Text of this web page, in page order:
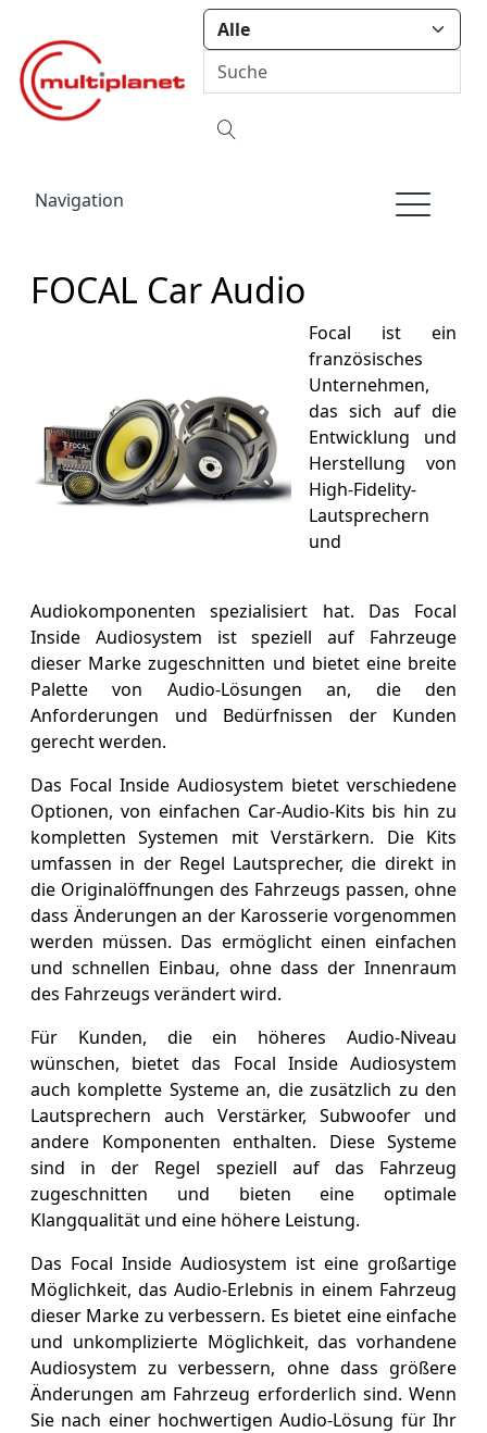
Navigation
FOCAL Car Audio
Focal ist ein
französisches
Unternehmen,
das sich auf die
Entwicklung und
Herstellung von
High-Fidelity-
Lautsprechern
und
Audiokomponenten spezialisiert hat. Das Focal
Inside Audiosystem ist speziell auf Fahrzeuge
dieser Marke zugeschnitten und bietet eine breite
Palette von Audio-Lösungen an, die den
Anforderungen und Bedürfnissen der Kunden
gerecht werden.
Das Focal Inside Audiosystem bietet verschiedene
Optionen, von einfachen Car-Audio-Kits bis hin zu
kompletten Systemen mit Verstärkern. Die Kits
umfassen in der Regel Lautsprecher, die direkt in
die Originalöffnungen des Fahrzeugs passen, ohne
dass Änderungen an der Karosserie vorgenommen
werden müssen. Das ermöglicht einen einfachen
und schnellen Einbau, ohne dass der Innenraum
des Fahrzeugs verändert wird.
Für Kunden, die ein höheres Audio-Niveau
wünschen, bietet das Focal Inside Audiosystem
auch komplette Systeme an, die zusätzlich zu den
Lautsprechern auch Verstärker, Subwoofer und
andere Komponenten enthalten. Diese Systeme
sind in der Regel speziell auf das Fahrzeug
zugeschnitten und bieten eine optimale
Klangqualität und eine höhere Leistung.
Das Focal Inside Audiosystem ist eine großartige
Möglichkeit, das Audio-Erlebnis in einem Fahrzeug
dieser Marke zu verbessern. Es bietet eine einfache
und unkomplizierte Möglichkeit, das vorhandene
Audiosystem zu verbessern, ohne dass größere
Änderungen am Fahrzeug erforderlich sind. Wenn
Sie nach einer hochwertigen Audio-Lösung für Ihr